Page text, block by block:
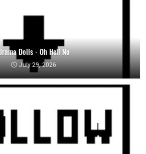
Dolls - Oh Hell No
July 29, 2026